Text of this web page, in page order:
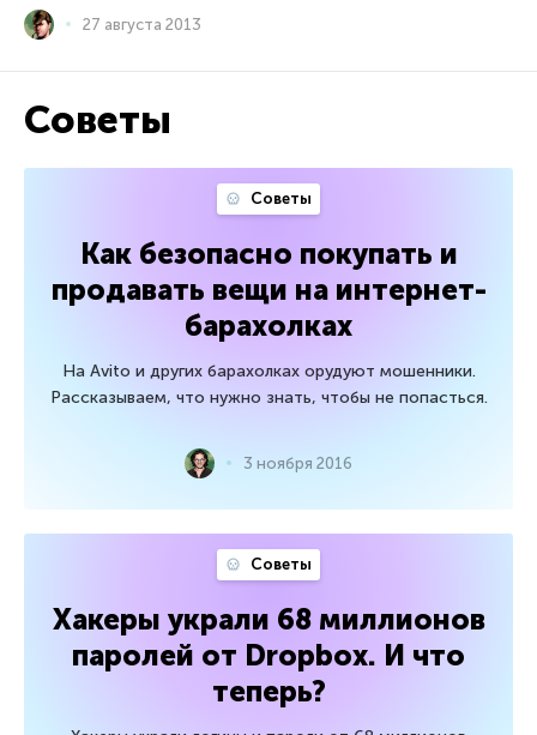
27 августа 2013
Советы
Советы
Как безопасно покупать и
продавать вещи на интернет-
барахолках
На Avito и других барахолках орудуют мошенники.
Рассказываем, что нужно знать, чтобы не попасться.
3 ноября 2016
Советы
Хакеры украли 68 миллионов
паролей от Dropbox. И что
теперь?